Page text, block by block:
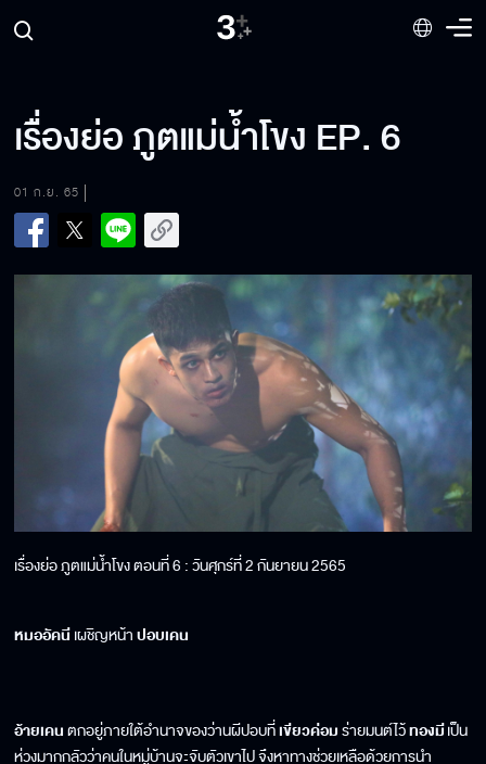
เรื่องย่อ ภูตแม่น้ำโขง EP. 6
01 ก.ย. 65
เรื่องย่อ ภูตแม่น้ำโขง ตอนที่ 6 : วันศุกร์ที่ 2 กันยายน 2565
หมออัคนีเผชิญหน้าปอบเคน
อ้ายเคนตกอยู่ภายใต้อำนาจของว่านผีปอบที่เขียวค่อมร่ายมนต์ไว้ทองมีเป็น
ห่วงมากกลัวว่าคนในหมู่บ้านจะจับตัวเขาไป จึงหาทางช่วยเหลือด้วยการนำ